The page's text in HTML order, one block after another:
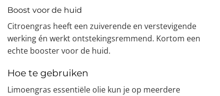
Boost voor de huid
Citroengras heeft een zuiverende en verstevigende
werking én werkt ontstekingsremmend. Kortom een
echte booster voor de huid.
Hoe te gebruiken
Limoengras essentiële olie kun je op meerdere